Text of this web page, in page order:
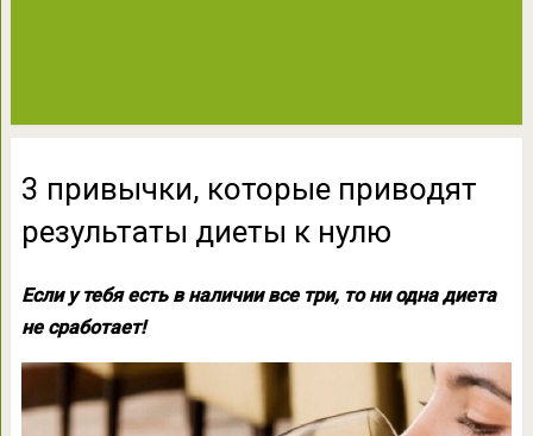
3 привычки, которые приводят
результаты диеты к нулю
Если у тебя есть в наличии все три, то ни одна диета
не сработает!